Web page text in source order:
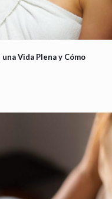
Vida Plena y Cómo